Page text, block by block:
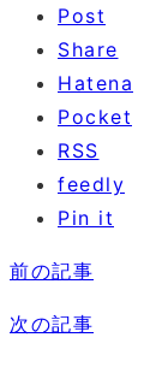
Post
Share
Hatena
Pocket
RSS
feedly
Pin it
前の記事
次の記事